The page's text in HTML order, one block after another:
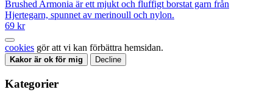
Brushed Armonia är ett mjukt och fluffigt borstat garn från
Hjertegarn, spunnet av merinoull och nylon.
69 kr
cookies gör att vi kan förbättra hemsidan.
Kakor är ok för mig Decline
Kategorier